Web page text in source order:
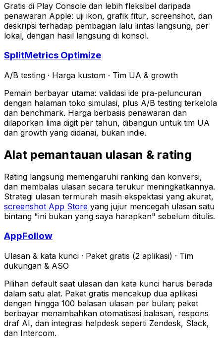
Gratis di Play Console dan lebih fleksibel daripada
penawaran Apple: uji ikon, grafik fitur, screenshot, dan
deskripsi terhadap pembagian lalu lintas langsung, per
lokal, dengan hasil langsung di konsol.
SplitMetrics Optimize
A/B testing · Harga kustom · Tim UA & growth
Pemain berbayar utama: validasi ide pra-peluncuran
dengan halaman toko simulasi, plus A/B testing terkelola
dan benchmark. Harga berbasis penawaran dan
dilaporkan lima digit per tahun, dibangun untuk tim UA
dan growth yang didanai, bukan indie.
Alat pemantauan ulasan & rating
Rating langsung memengaruhi ranking dan konversi,
dan membalas ulasan secara terukur meningkatkannya.
Strategi ulasan termurah masih ekspektasi yang akurat,
screenshot App Store yang jujur mencegah ulasan satu
bintang "ini bukan yang saya harapkan" sebelum ditulis.
AppFollow
Ulasan & kata kunci · Paket gratis (2 aplikasi) · Tim
dukungan & ASO
Pilihan default saat ulasan dan kata kunci harus berada
dalam satu alat. Paket gratis mencakup dua aplikasi
dengan hingga 100 balasan ulasan per bulan; paket
berbayar menambahkan otomatisasi balasan, respons
draf AI, dan integrasi helpdesk seperti Zendesk, Slack,
dan Intercom.